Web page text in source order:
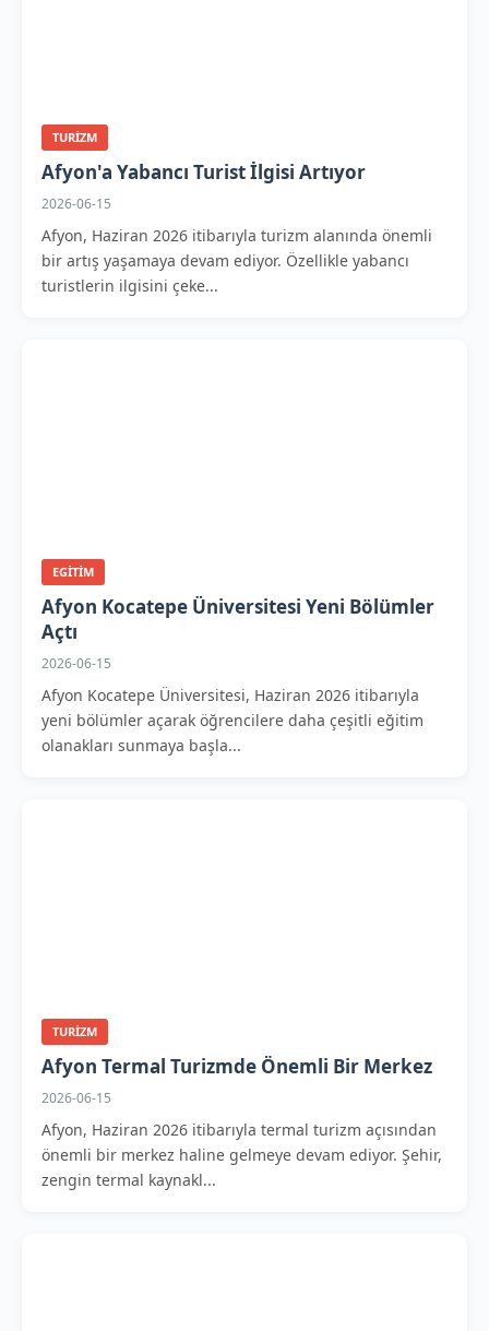
TURIZM
Afyon'a Yabancı Turist İlgisi Artıyor
2026-06-15
Afyon, Haziran 2026 itibarıyla turizm alanında önemli
bir artış yaşamaya devam ediyor. Özellikle yabancı
turistlerin ilgisini çeke...
EGITIM
Afyon Kocatepe Üniversitesi Yeni Bölümler
Açtı
2026-06-15
Afyon Kocatepe Üniversitesi, Haziran 2026 itibarıyla
yeni bölümler açarak öğrencilere daha çeşitli eğitim
olanakları sunmaya başla...
TURIZM
Afyon Termal Turizmde Önemli Bir Merkez
2026-06-15
Afyon, Haziran 2026 itibarıyla termal turizm açısından
önemli bir merkez haline gelmeye devam ediyor. Şehir,
zengin termal kaynakl...